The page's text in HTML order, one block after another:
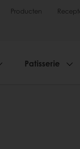
Producten
Patisserie